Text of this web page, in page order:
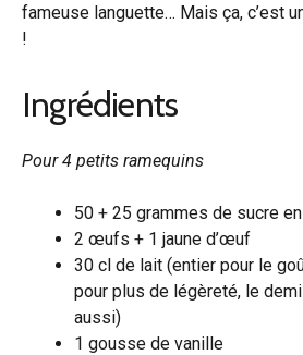
fameuse languette… Mais ça, c’est
!
Ingrédients
Pour 4 petits ramequins
50 + 25 grammes de sucre
2 œufs + 1 jaune d’œuf
30 cl de lait (entier pour le
pour plus de légèreté, le
aussi)
1 gousse de vanille